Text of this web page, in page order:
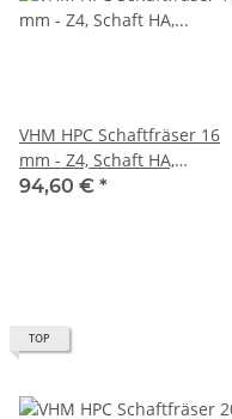
VHM HPC Schaftfräser 16
mm - Z4, Schaft HA,
Drallwinkel 35/38° Eckfase
94,60 € *
TOP